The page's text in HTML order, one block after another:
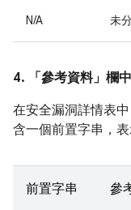
N/A 未
4. 「參考資料」 欄
在安全漏洞詳情表中
含一個前置字串，
前置字串 參